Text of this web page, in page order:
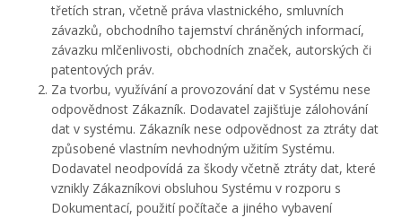
třetích stran, včetně práva vlastnického, smluvních
závazků, obchodního tajemství chráněných informací,
závazku mlčenlivosti, obchodních značek, autorských či
patentových práv.
Za tvorbu, využívání a provozování dat v Systému nese
odpovědnost Zákazník. Dodavatel zajišťuje zálohování
dat v systému. Zákazník nese odpovědnost za ztráty dat
způsobené vlastním nevhodným užitím Systému.
Dodavatel neodpovídá za škody včetně ztráty dat, které
vznikly Zákazníkovi obsluhou Systému v rozporu s
Dokumentací, použití počítače a jiného vybavení